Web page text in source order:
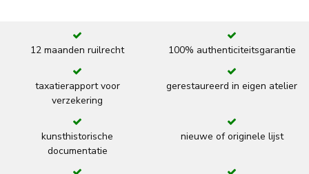
12 maanden ruilrecht 100% authenticiteitsgarantie
taxatierapport voor
verzekering
gerestaureerd in eigen atelier
kunsthistorische
documentatie
nieuwe of originele lijst